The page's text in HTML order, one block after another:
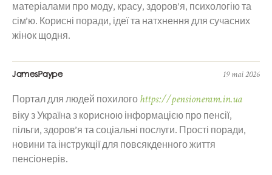
матеріалами про моду, красу, здоров’я, психологію та
сім’ю. Корисні поради, ідеї та натхнення для сучасних
жінок щодня.
JamesPaype 19 mai 2026
Портал для людей похилого https://pensioneram.in.ua
віку з Україна з корисною інформацією про пенсії,
пільги, здоров’я та соціальні послуги. Прості поради,
новини та інструкції для повсякденного життя
пенсіонерів.